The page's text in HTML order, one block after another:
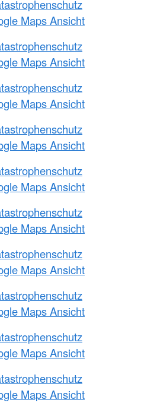
Maps Ansicht
Maps Ansicht
Maps Ansicht
Maps Ansicht
Maps Ansicht
Maps Ansicht
Maps Ansicht
Maps Ansicht
Maps Ansicht
Maps Ansicht